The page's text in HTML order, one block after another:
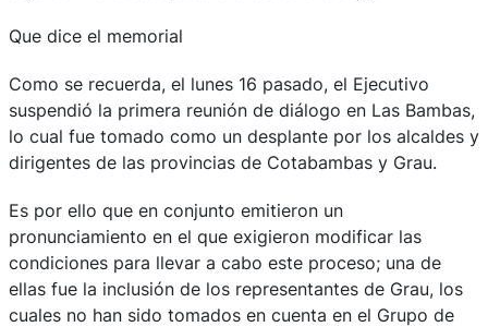
Que dice el memorial
Como se recuerda, el lunes 16 pasado, el Ejecutivo
suspendió la primera reunión de diálogo en Las Bambas,
lo cual fue tomado como un desplante por los alcaldes y
dirigentes de las provincias de Cotabambas y Grau.
Es por ello que en conjunto emitieron un
pronunciamiento en el que exigieron modificar las
condiciones para llevar a cabo este proceso; una de
ellas fue la inclusión de los representantes de Grau, los
cuales no han sido tomados en cuenta en el Grupo de